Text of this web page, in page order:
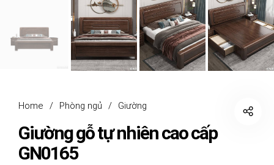
Home / Phòng ngủ / Giường
Giường gỗ tự nhiên cao cấp
GN0165